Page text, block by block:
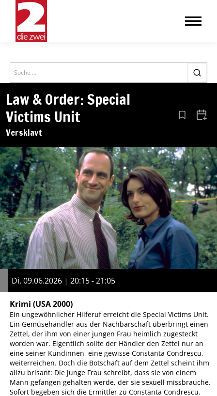
Search
Law & Order: Special
Victims Unit
Versklavt
Aus den
Di, 09.06.2026 | 20:15 - 21:05
Krimi (USA 2000)
Ein ungewöhnlicher Hilferuf erreicht die Special Victims Unit.
Ein Gemüsehändler aus der Nachbarschaft überbringt einen
Zettel, der ihm von einer jungen Frau heimlich zugesteckt
worden war. Eigentlich sollte der Händler den Zettel nur an
eine seiner Kundinnen, eine gewisse Constanta Condrescu,
weiterreichen. Doch die Botschaft auf dem Zettel scheint ihm
allzu brisant: Die junge Frau schreibt, dass sie von einem
Mann gefangen gehalten werde, der sie sexuell missbrauche.
Sofort begeben sich die Ermittler zu Constanta Condrescu.